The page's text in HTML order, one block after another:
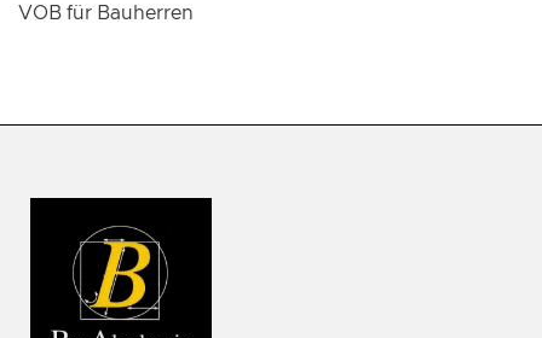
VOB für Bauherren